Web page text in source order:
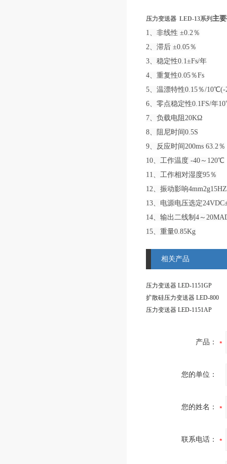
压力变送器 LED-13系列​主
1、非线性 ±0.2％
2、滞后 ±0.05％
3、稳定性0.1±Fs/年
4、重复性0.05％Fs
5、温漂特性0.15％/
6、零点稳定性0.1FS/年
7、负载电阻20KΩ
8、阻尼时间0.5S
9、反应时间200ms 63.2％
10、工作温度 -40～120℃
11、工作相对湿度95％
12、振动影响
13、电源电压选定
14、输出二线制4～
15、重量0.85Kg
相关产品
压力变送器 LED-1151GP
扩散硅压力变送器 LED-800
压力变送器 LED-1151AP
产品：
您的单位：
您的姓名：
联系电话：